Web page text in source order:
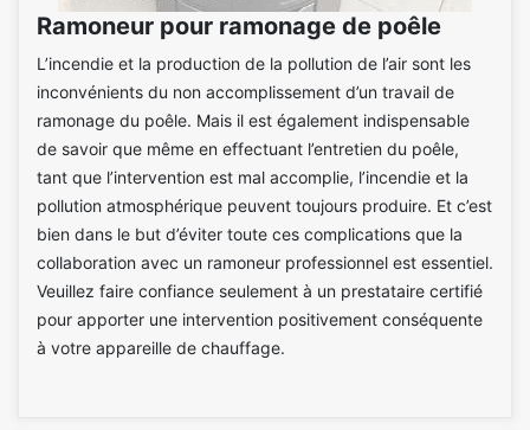
Ramoneur pour ramonage de poêle
L’incendie et la production de la pollution de l’air sont les
inconvénients du non accomplissement d’un travail de
ramonage du poêle. Mais il est également indispensable
de savoir que même en effectuant l’entretien du poêle,
tant que l’intervention est mal accomplie, l’incendie et la
pollution atmosphérique peuvent toujours produire. Et c’est
bien dans le but d’éviter toute ces complications que la
collaboration avec un ramoneur professionnel est essentiel.
Veuillez faire confiance seulement à un prestataire certifié
pour apporter une intervention positivement conséquente
à votre appareille de chauffage.